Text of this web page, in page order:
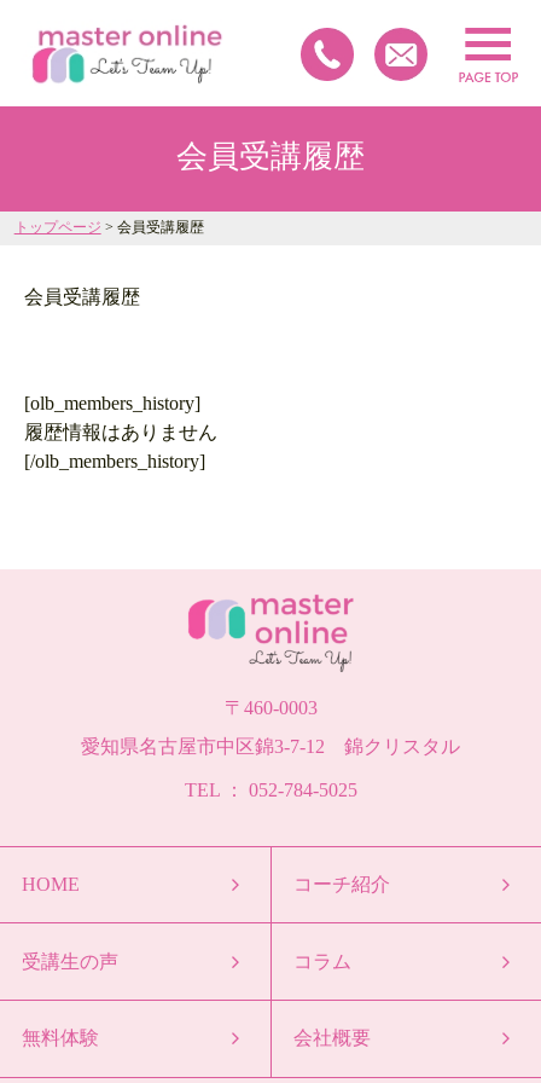
会員受講履歴
トップページ > 会員受講履歴
会員受講履歴
[olb_members_history]
履歴情報はありません
[/olb_members_history]
〒460-0003
愛知県名古屋市中区錦3-7-12 錦クリスタル
TEL ： 052-784-5025
HOME コーチ紹介
受講生の声 コラム
無料体験 会社概要